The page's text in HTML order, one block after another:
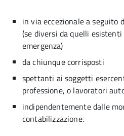
in via eccezionale a seguito
(se diversi da quelli
emergenza)
da chiunque corrisposti
spettanti ai soggetti
professione, o lavoratori
indipendentemente dalle
contabilizzazione.